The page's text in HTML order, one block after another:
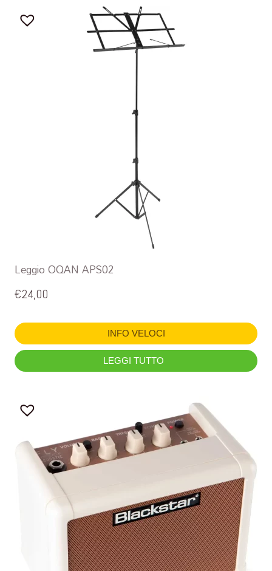
Leggio OQAN APS02
€24,00
INFO VELOCI
LEGGI TUTTO